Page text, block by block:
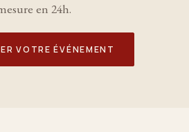
en 24h.
VOTRE ÉVÉNEMENT